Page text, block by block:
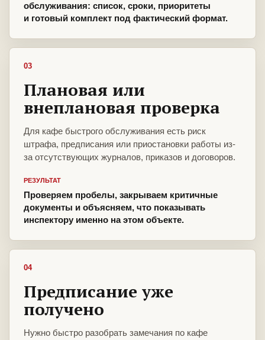
обслуживания: список, сроки, приоритеты
и готовый комплект под фактический формат.
03
Плановая или
внеплановая проверка
Для кафе быстрого обслуживания есть риск
штрафа, предписания или приостановки работы из-
за отсутствующих журналов, приказов и договоров.
РЕЗУЛЬТАТ
Проверяем пробелы, закрываем критичные
документы и объясняем, что показывать
инспектору именно на этом объекте.
04
Предписание уже
получено
Нужно быстро разобрать замечания по кафе